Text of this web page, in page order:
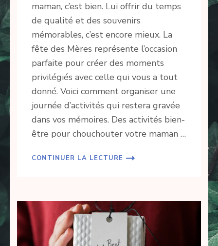
maman, c’est bien. Lui offrir du temps
de qualité et des souvenirs
mémorables, c’est encore mieux. La
fête des Mères représente l’occasion
parfaite pour créer des moments
privilégiés avec celle qui vous a tout
donné. Voici comment organiser une
journée d’activités qui restera gravée
dans vos mémoires. Des activités bien-
être pour chouchouter votre maman …
CONTINUER LA LECTURE